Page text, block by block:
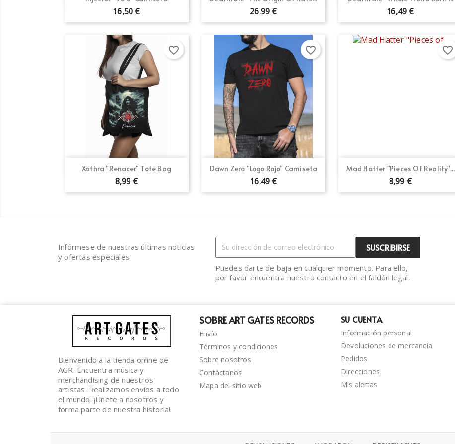
16,50 € 26,99 € 16,49 €
Xathra "Renacer" Tote Bag
8,99 €
Vista rápida
favorite_border
Dawn Zero "Logo Rojo" Camiseta
16,49 €
Vista rápida
favorite_border
Mad Hatter "Pieces Of Reality"...
8,99 €
Vista rápida
favorite_border
Infórmese de nuestras últimas noticias
y ofertas especiales
Puedes darte de baja en cualquier momento. Para ello,
por favor encuentra nuestro contacto en el faldón legal.
Bienvenido a la tienda online de
AGR. Encuentra música y
merchandising de nuestros
artistas. Realizamos envíos a todo
el mundo. ¡Únete a nosotros y
forma parte de nuestra historia!
SOBRE ART GATES RECORDS
Envío
Términos y condiciones
Sobre nosotros
Contáctanos
Mapa del sitio web
SU CUENTA
Información personal
Devoluciones de mercancía
Pedidos
Direcciones
Mis alertas